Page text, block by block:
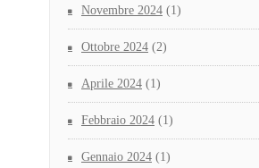
Novembre 2024 (1)
Ottobre 2024 (2)
Aprile 2024 (1)
Febbraio 2024 (1)
Gennaio 2024 (1)